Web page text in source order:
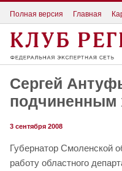
Полная версия Главная
Сергей
подчиненным
3 сентября 2008
Губернатор Смоленской
работу областного